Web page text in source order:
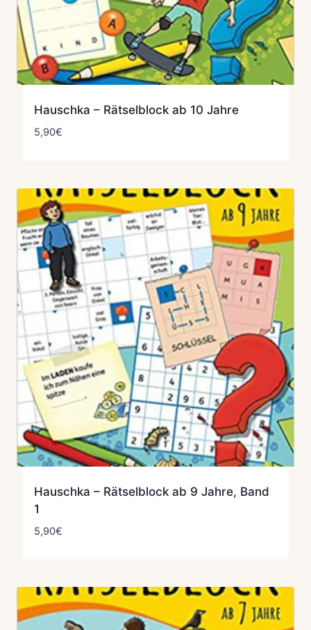
Hauschka – Rätselblock ab 10 Jahre
5,90€
Hauschka – Rätselblock ab 9 Jahre, Band
1
5,90€